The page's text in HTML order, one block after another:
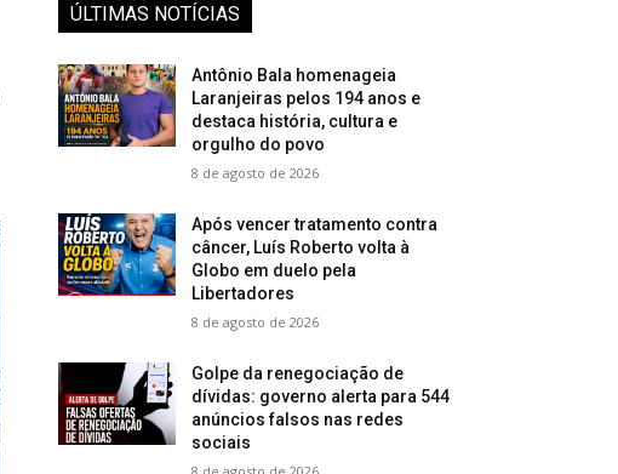
ÚLTIMAS NOTÍCIAS
Antônio Bala homenageia
Laranjeiras pelos 194 anos e
destaca história, cultura e
orgulho do povo
8 de agosto de 2026
Após vencer tratamento contra
câncer, Luís Roberto volta à
Globo em duelo pela
Libertadores
8 de agosto de 2026
Golpe da renegociação de
dívidas: governo alerta para 544
anúncios falsos nas redes
sociais